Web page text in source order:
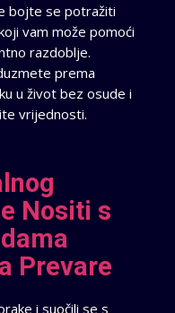
bojte se potražiti
vam može pomoći
razdoblje.
prema
u život bez osude i
vrijednosti.
Nositi s
Prevare
i suočili se s